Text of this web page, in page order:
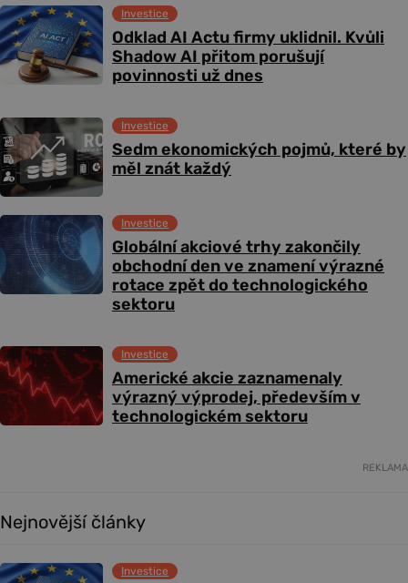
Odklad AI Actu firmy uklidnil. Kvůli
Shadow AI přitom porušují
povinnosti už dnes
Investice
Sedm ekonomických pojmů, které by
měl znát každý
Investice
Globální akciové trhy zakončily
obchodní den ve znamení výrazné
rotace zpět do technologického
sektoru
Investice
Americké akcie zaznamenaly
výrazný výprodej, především v
technologickém sektoru
Investice
REKLAMA
Nejnovější články
Investice